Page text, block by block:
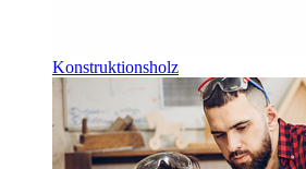
Konstruktionsholz